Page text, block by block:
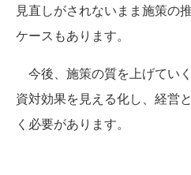
見直しがされないまま施策の
ケースもあります。
今後、施策の質を上げてい
資対効果を見える化し、経営
く必要があります。